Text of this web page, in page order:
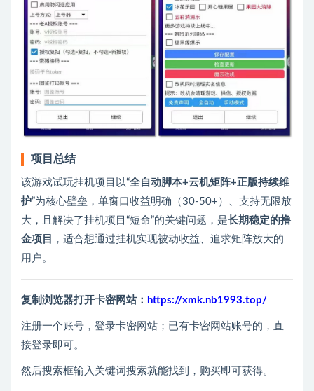
项目总结
该游戏试玩挂机项目以“全自动脚本+云机矩阵+正版持续维
护”为核心壁垒，单窗口收益明确（30-50+）、支持无限放
大，且解决了挂机项目“短命”的关键问题，是长期稳定的撸
金项目
，适合想通过挂机实现被动收益、追求矩阵放大的
用户。
复制浏览器打开卡密网站： https://xmk.nb1993.top/
注册一个账号，登录卡密网站；已有卡密网站账号的，直
接登录即可。
然后搜索框输入关键词搜索就能找到，购买即可获得。